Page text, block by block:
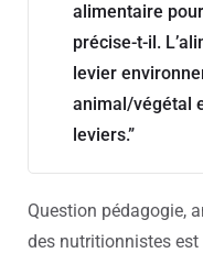
alimentaire
précise-t-il.
levier
animal/végétal
leviers.”
Question pédagogie,
des nutritionnistes est